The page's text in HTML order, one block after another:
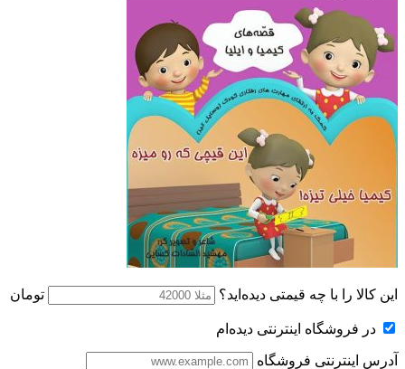
این کالا را با چه قیمتی دیده‌اید؟ تومان
در فروشگاه اینترنتی دیده‌ام
آدرس اینترنتی فروشگاه